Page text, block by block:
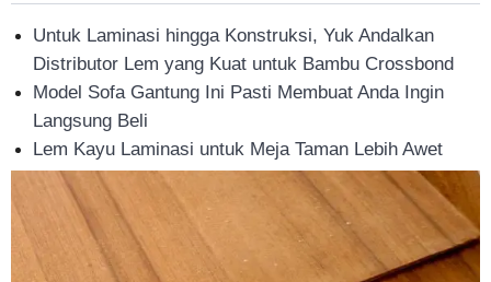
Untuk Laminasi hingga Konstruksi, Yuk Andalkan
Distributor Lem yang Kuat untuk Bambu Crossbond
Model Sofa Gantung Ini Pasti Membuat Anda Ingin
Langsung Beli
Lem Kayu Laminasi untuk Meja Taman Lebih Awet